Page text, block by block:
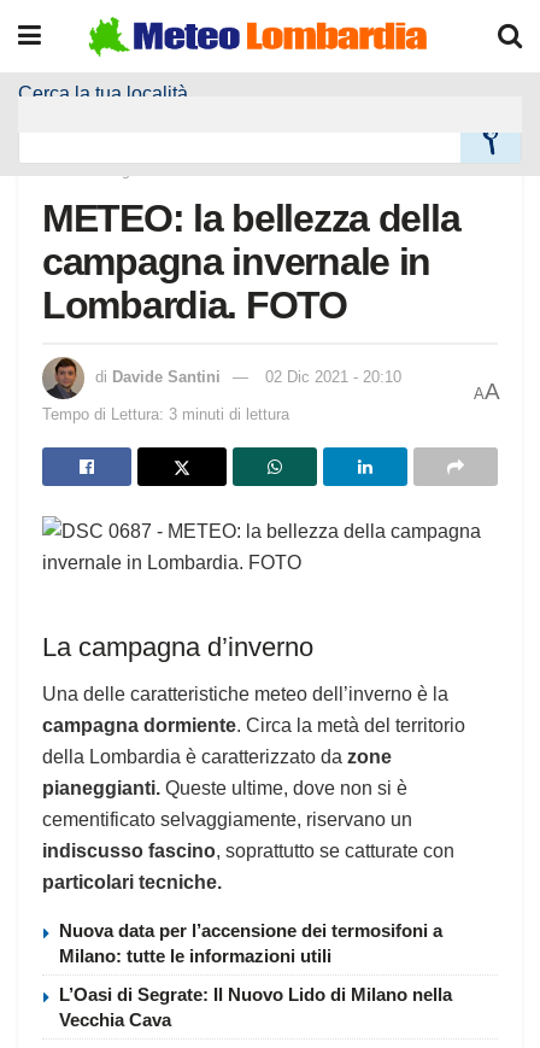
Cerca la tua località
METEO: la bellezza della
campagna invernale in
Lombardia. FOTO
di Davide Santini 02 Dic 2021 - 20:10
Tempo di Lettura: 3 minuti di lettura
AA
La campagna d’inverno
Una delle caratteristiche meteo dell’inverno è la
campagna dormiente. Circa la metà del territorio
della Lombardia è caratterizzato da zone
pianeggianti. Queste ultime, dove non si è
cementificato selvaggiamente, riservano un
indiscusso fascino, soprattutto se catturate con
particolari tecniche.
Nuova data per l’accensione dei termosifoni a
Milano: tutte le informazioni utili
L’Oasi di Segrate: Il Nuovo Lido di Milano nella
Vecchia Cava